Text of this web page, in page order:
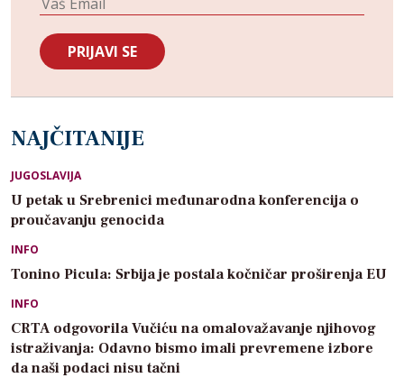
NAJČITANIJE
JUGOSLAVIJA
U petak u Srebrenici međunarodna konferencija o
proučavanju genocida
INFO
Tonino Picula: Srbija je postala kočničar proširenja EU
INFO
CRTA odgovorila Vučiću na omalovažavanje njihovog
istraživanja: Odavno bismo imali prevremene izbore
da naši podaci nisu tačni